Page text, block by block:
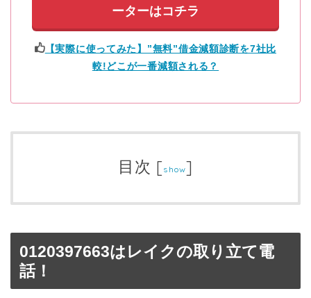
ーターはコチラ
【実際に使ってみた】”無料”借金減額診断を7社比
較!どこが一番減額される？
目次 [show]
0120397663はレイクの取り立て電
話！